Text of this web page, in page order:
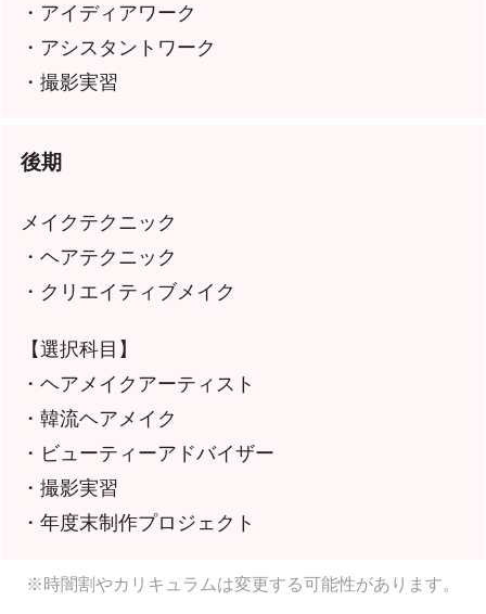
・アイディアワーク
・アシスタントワーク
・撮影実習
後期
メイクテクニック
・ヘアテクニック
・クリエイティブメイク
【選択科目】
・ヘアメイクアーティスト
・韓流ヘアメイク
・ビューティーアドバイザー
・撮影実習
・年度末制作プロジェクト
※時闇割やカリキュラムは変更する可能性があります。